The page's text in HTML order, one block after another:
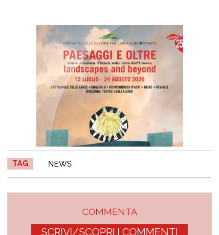
TAG NEWS
COMMENTA
SCRIVI/SCOPRI I COMMENTI